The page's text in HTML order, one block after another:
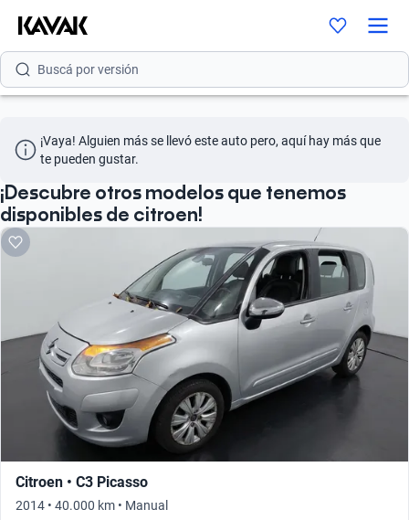
Buscá por modelo
Buscá por versión
¡Vaya! Alguien más se llevó este auto pero, aquí hay más que
te pueden gustar.
¡Descubre otros modelos que tenemos
disponibles de citroen!
Citroen • C3 Picasso
2014 • 40.000 km • Manual